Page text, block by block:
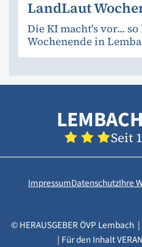
LandLaut
Die KI macht's vor...
Wochenende in
Seit
ImpressumDatenschutzIhre
© HERAUSGEBER ÖVP Lembach
| Für den Inhalt